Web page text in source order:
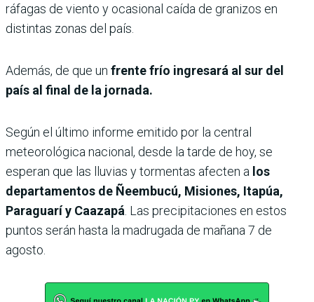
ráfagas de viento y ocasional caída de granizos en
distintas zonas del país.
Además, de que un frente frío ingresará al sur del
país al final de la jornada.
Según el último informe emitido por la central
meteorológica nacional, desde la tarde de hoy, se
esperan que las lluvias y tormentas afecten a los
departamentos de Ñeembucú, Misiones, Itapúa,
Paraguarí y Caazapá . Las precipitaciones en estos
puntos serán hasta la madrugada de mañana 7 de
agosto.